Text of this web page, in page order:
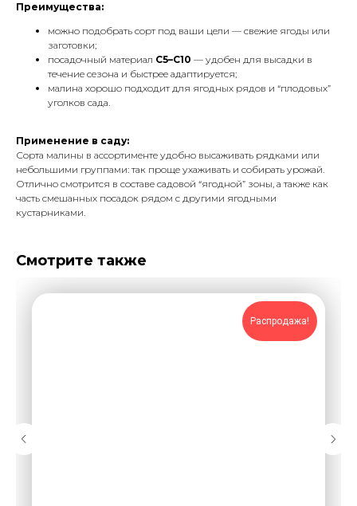
Преимущества:
можно подобрать сорт под ваши цели — свежие ягоды или
заготовки;
посадочный материал C5–C10 — удобен для высадки в
течение сезона и быстрее адаптируется;
малина хорошо подходит для ягодных рядов и “плодовых”
уголков сада.
Применение в саду:
Сорта малины в ассортименте удобно высаживать рядками или
небольшими группами: так проще ухаживать и собирать урожай.
Отлично смотрится в составе садовой “ягодной” зоны, а также как
часть смешанных посадок рядом с другими ягодными
кустарниками.
Смотрите также
Распродажа!